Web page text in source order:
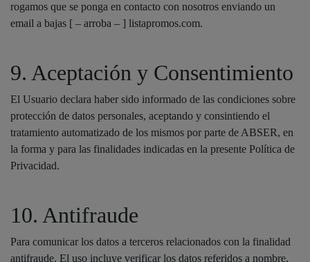
rogamos que se ponga en contacto con nosotros enviando un
email a bajas [ – arroba – ] listapromos.com.
9. Aceptación y Consentimiento
El Usuario declara haber sido informado de las condiciones sobre
protección de datos personales, aceptando y consintiendo el
tratamiento automatizado de los mismos por parte de ABSER, en
la forma y para las finalidades indicadas en la presente Política de
Privacidad.
10. Antifraude
Para comunicar los datos a terceros relacionados con la finalidad
antifraude. El uso incluye verificar los datos referidos a nombre,